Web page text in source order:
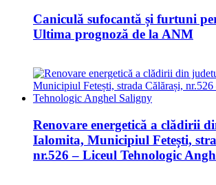
Caniculă sufocantă și furtuni
Ultima prognoză de la ANM
Renovare energetică a clădirii
Ialomita, Municipiul Fetești,
nr.526 – Liceul Tehnologic